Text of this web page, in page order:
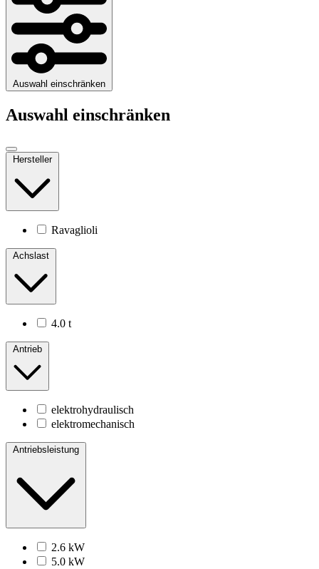
Auswahl einschränken
Auswahl einschränken
Hersteller
Ravaglioli
Achslast
4.0 t
Antrieb
elektrohydraulisch
elektromechanisch
Antriebsleistung
2.6 kW
5.0 kW